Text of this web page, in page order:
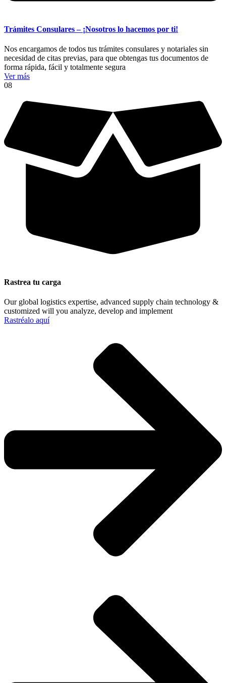
Trámites Consulares – ¡Nosotros lo hacemos por ti!
Nos encargamos de todos tus trámites consulares y notariales sin
necesidad de citas previas, para que obtengas tus documentos de
forma rápida, fácil y totalmente segura
Ver más
08
Rastrea tu carga
Our global logistics expertise, advanced supply chain technology &
customized will you analyze, develop and implement
Rastréalo aquí